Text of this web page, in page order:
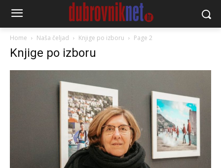
Home Naša čeljad Knjige po izboru Page 2
Knjige po izboru